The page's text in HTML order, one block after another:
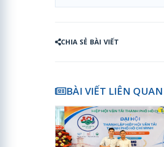
CHIA SẺ BÀI VIẾT
BÀI VIẾT LIÊN QUAN